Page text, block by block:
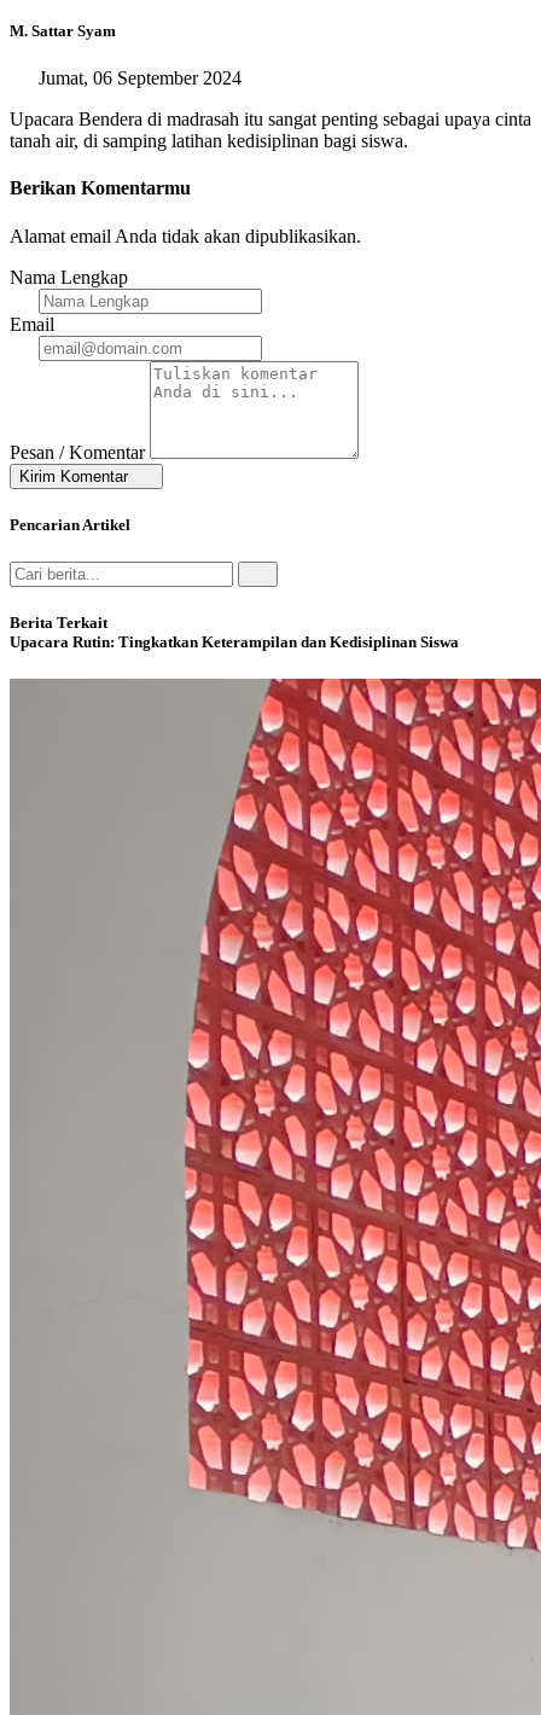
M. Sattar Syam
Jumat, 06 September 2024
Upacara Bendera di madrasah itu sangat penting sebagai upaya cinta
tanah air, di samping latihan kedisiplinan bagi siswa.
Berikan Komentarmu
Alamat email Anda tidak akan dipublikasikan.
Nama Lengkap
Email
Pesan / Komentar
Kirim Komentar
Pencarian Artikel
Berita Terkait
Upacara Rutin: Tingkatkan Keterampilan dan Kedisiplinan Siswa